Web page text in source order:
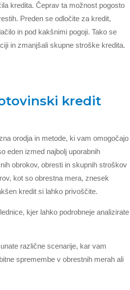
kredita. Čeprav ta možnost pogosto
Preden se odločite za kredit,
in pod kakšnimi pogoji. Tako se
in zmanjšali skupne stroške kredita.
kredit
orodja in metode, ki vam omogočajo
eden izmed najbolj uporabnih
obrokov, obresti in skupnih stroškov
kot so obrestna mera, znesek
kredit si lahko privoščite.
kjer lahko podrobneje analizirate
različne scenarije, kar vam
spremembe v obrestnih merah ali